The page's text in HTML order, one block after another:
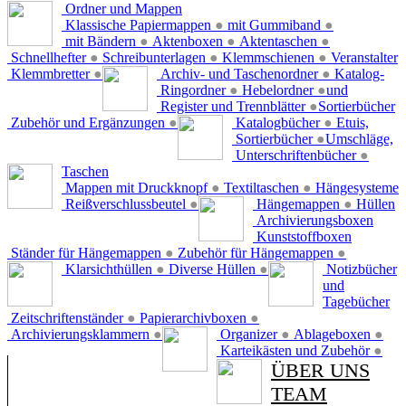
Ordner und Mappen
Klassische Papiermappen ● mit Gummiband ●
mit Bändern ● Aktenboxen ● Aktentaschen ●
Schnellhefter ● Schreibunterlagen ● Klemmschienen ●
Klemmbretter ●
Veranstalter
Archiv- und Taschenordner ●
Ringordner ● Hebelordner ●
Register und Trennblätter ●
Zubehör und Ergänzungen ●
Katalog-
und
Sortierbücher
Katalogbücher ●
Sortierbücher ●
Unterschriftenbücher ●
Etuis,
Umschläge,
Taschen
Mappen mit Druckknopf ● Textiltaschen ●
Reißverschlussbeutel ●
Hängesysteme
Hängemappen ●
Ständer für Hängemappen ● Zubehör für Hängemappen ●
Hüllen
Klarsichthüllen ● Diverse Hüllen ●
Archivierungsboxen
Zeitschriftenständer ● Papierarchivboxen ●
Archivierungsklammern ●
Kunststoffboxen
Organizer ● Ablageboxen ●
Karteikästen und Zubehör ●
Notizbücher
und
Tagebücher
ÜBER UNS
TEAM